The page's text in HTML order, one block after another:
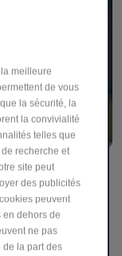
remarquer, la
les regards à
meilleure
de vous
la sécurité, la
la convivialité
telles que
recherche et
site peut
des publicités
peuvent
en dehors de
ne pas
la part des